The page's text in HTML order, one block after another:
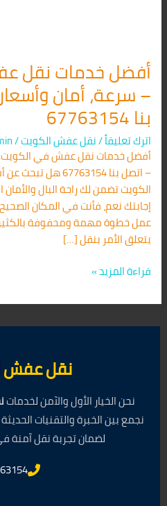
أفضل خدمات نقل
– سرعة، أمان
بنا 67763154
اترك تعليقاً/نقل عفش الكويت/
أفضل خدمات نقل عفش في الكويت:
– اتصل بنا
الكويت تضمن لك راحة البال والأمان
إجابتك نعم، فأنت في المكان
عمل خطوة مهمة ومحفوفة بالكثير
يتعلق الأمر بنقل […]
قراءة المزيد »
نقل عفش
نحن الخيار الأول والآمن لخدمات
نجمع بين الخبرة والتقنيات
لضمان تجربة نقل آمنة